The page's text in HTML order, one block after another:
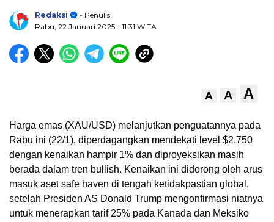
Redaksi
- Penulis
Rabu, 22 Januari 2025 - 11:31 WITA
A A A
Harga emas (XAU/USD) melanjutkan penguatannya pada
Rabu ini (22/1), diperdagangkan mendekati level $2.750
dengan kenaikan hampir 1% dan diproyeksikan masih
berada dalam tren bullish. Kenaikan ini didorong oleh arus
masuk aset safe haven di tengah ketidakpastian global,
setelah Presiden AS Donald Trump mengonfirmasi niatnya
untuk menerapkan tarif 25% pada Kanada dan Meksiko